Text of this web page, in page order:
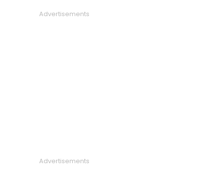
Advertisements
Advertisements